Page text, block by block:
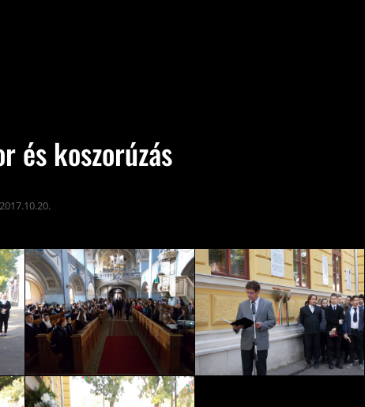
és koszorúzás
2017.10.20.